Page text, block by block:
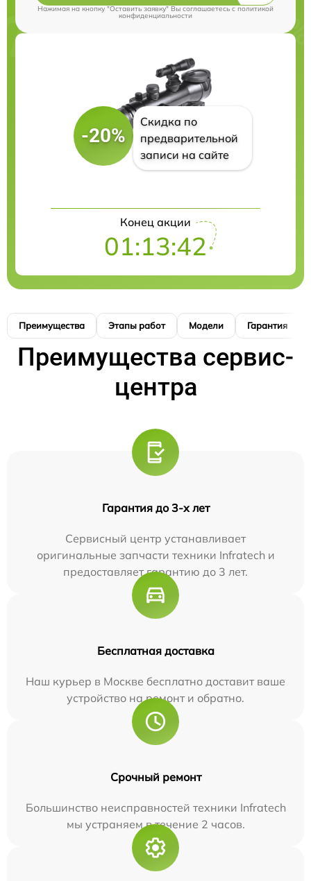
Нажимая на кнопку "Оставить заявку" Вы соглашаетесь cполитикой
конфиденциальности
-20%
Скидка по
предварительной
записи на сайте
Конец акции
01:13:41
Преимущества Этапы работ Модели Гарантия
Преимущества сервис-
центра
Гарантия до 3-х лет
Сервисный центр устанавливает
оригинальные запчасти техники Infratech и
предоставляет гарантию до 3 лет.
Бесплатная доставка
Наш курьер в Москве бесплатно доставит ваше
устройство на ремонт и обратно.
Срочный ремонт
Большинство неисправностей техники Infratech
мы устраняем в течение 2 часов.